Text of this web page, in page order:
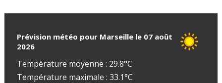
Prévision météo pour Marseille le 07 août
2026
Température moyenne : 29.8°C
Température maximale : 33.1°C